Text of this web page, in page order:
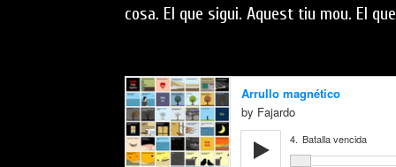
cosa. El que sigui. Aquest tiu mou. El